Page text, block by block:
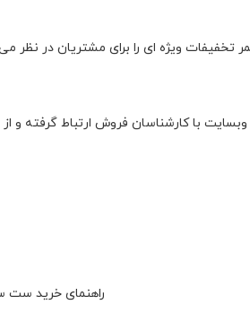
ویژه ای را برای مشتریان در نظر
با کارشناسان فروش ارتباط گرفته و
راهنمای خرید